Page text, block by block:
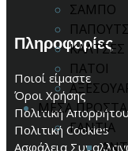
ΣΑΜΠΟ
ΚΑΛΤΣΕΣ
ΠΑΤΟΙ
ΜΕΣΑ
ΓΑΝΤΙΑ
Πληροφορίες
Ποιοί είμαστε
Όροι Χρήσης
Πολιτική
Πολιτική Cookies
Ασφάλεια